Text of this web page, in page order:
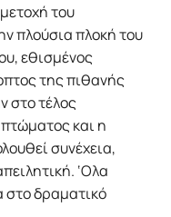
του
πλούσια πλοκή του
εθισμένος
της πιθανής
στο τέλος
πτώματος και η
συνέχεια,
‘Ολα
στο δραματικό